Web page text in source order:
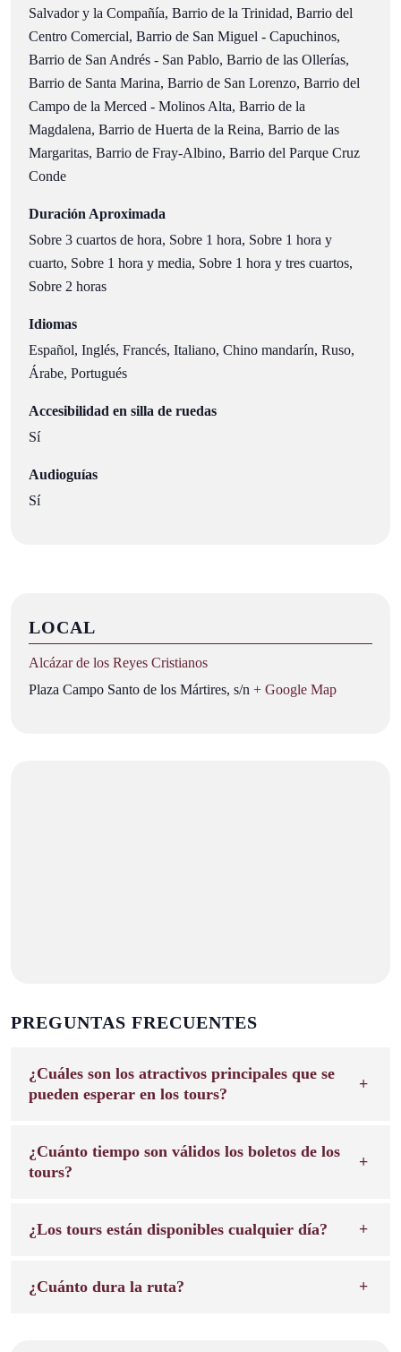
Salvador y la Compañía, Barrio de la Trinidad, Barrio del
Centro Comercial, Barrio de San Miguel - Capuchinos,
Barrio de San Andrés - San Pablo, Barrio de las Ollerías,
Barrio de Santa Marina, Barrio de San Lorenzo, Barrio del
Campo de la Merced - Molinos Alta, Barrio de la
Magdalena, Barrio de Huerta de la Reina, Barrio de las
Margaritas, Barrio de Fray-Albino, Barrio del Parque Cruz
Conde
Duración Aproximada
Sobre 3 cuartos de hora, Sobre 1 hora, Sobre 1 hora y
cuarto, Sobre 1 hora y media, Sobre 1 hora y tres cuartos,
Sobre 2 horas
Idiomas
Español, Inglés, Francés, Italiano, Chino mandarín, Ruso,
Árabe, Portugués
Accesibilidad en silla de ruedas
Sí
Audioguías
Sí
LOCAL
Alcázar de los Reyes Cristianos
Plaza Campo Santo de los Mártires, s/n + Google Map
PREGUNTAS FRECUENTES
¿Cuáles son los atractivos principales que se
pueden esperar en los tours?
¿Cuánto tiempo son válidos los boletos de los
tours?
¿Los tours están disponibles cualquier día?
¿Cuánto dura la ruta?